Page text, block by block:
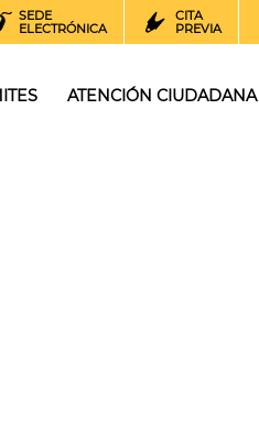
SEDE
ELECTRÓNICA
CITA
PREVIA
ATENCIÓN CIUDADANA